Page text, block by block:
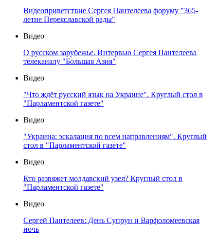
Видеоприветствие Сергея Пантелеева форуму "365-
летие Переяславской рады"
Видео
О русском зарубежье. Интервью Сергея Пантелеева
телеканалу "Большая Азия"
Видео
"Что ждёт русский язык на Украине". Круглый стол в
"Парламентской газете"
Видео
"Украина: эскалация по всем направлениям". Круглый
стол в "Парламентской газете"
Видео
Кто развяжет молдавский узел? Круглый стол в
"Парламентской газете"
Видео
Сергей Пантелеев: День Супрун и Варфоломеевская
ночь